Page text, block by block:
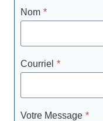
Nom *
Courriel *
Votre Message *